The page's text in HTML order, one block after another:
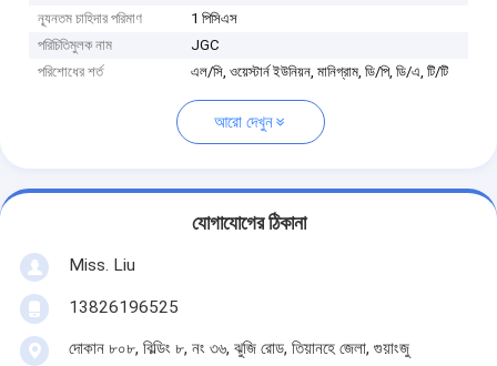
ন্যূনতম চাহিদার পরিমাণ
1 পিসিএস
পরিচিতিমুলক নাম
JGC
পরিশোধের শর্ত
এল/সি, ওয়েস্টার্ন ইউনিয়ন, মানিগ্রাম, ডি/পি, ডি/এ, টি/টি
আরো দেখুন
যোগাযোগের ঠিকানা
Miss. Liu
13826196525
দোকান ৮০৮, বিল্ডিং ৮, নং ৩৬, ঝুজি রোড, তিয়ানহে জেলা, গুয়াংজু